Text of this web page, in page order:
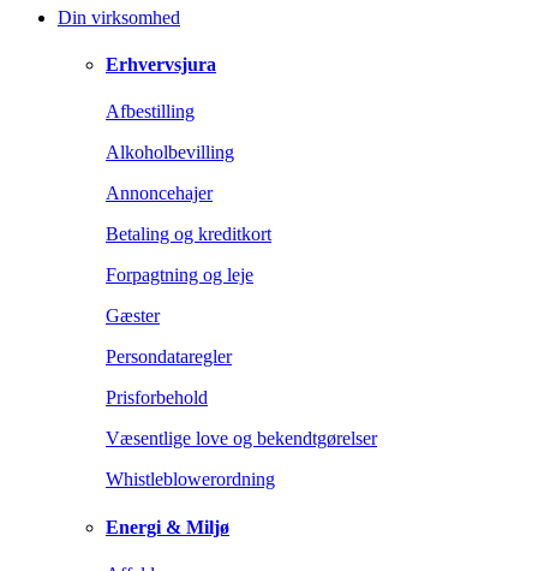
Din virksomhed
Erhvervsjura
Afbestilling
Alkoholbevilling
Annoncehajer
Betaling og kreditkort
Forpagtning og leje
Gæster
Persondataregler
Prisforbehold
Væsentlige love og bekendtgørelser
Whistleblowerordning
Energi & Miljø